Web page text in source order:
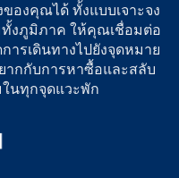
องคุณได้ ทั้งแบบเจาะจง
ทั้งภูมิภาค ให้คุณเชื่อมต่อ
ารเดินทางไปยังจุดหมาย
ากกับการหาซื้อและสลับ
ในทุกจุดแวะพัก